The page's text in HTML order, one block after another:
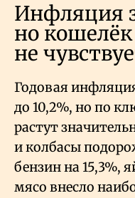
Инфляция
но кошелёк
не
Годовая
до 10,2%, но по
растут
и колбасы
бензин на 15,3%,
мясо внесло